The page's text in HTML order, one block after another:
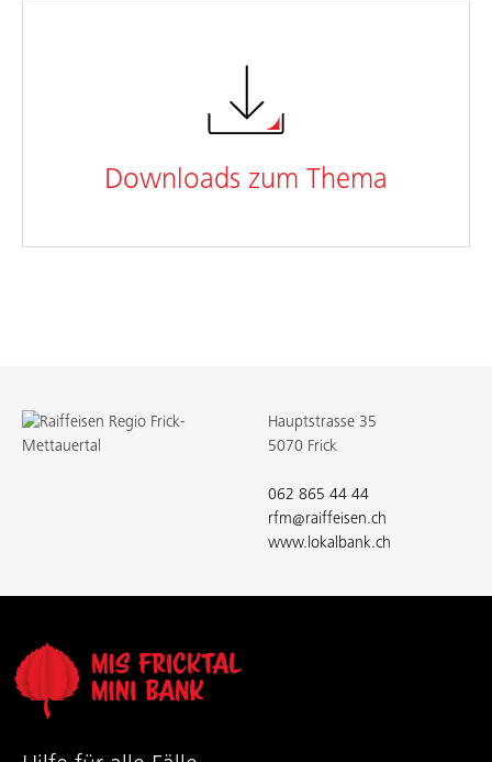
Downloads zum Thema
Hauptstrasse 35
5070 Frick
062 865 44 44
rfm@raiffeisen.ch
www.lokalbank.ch